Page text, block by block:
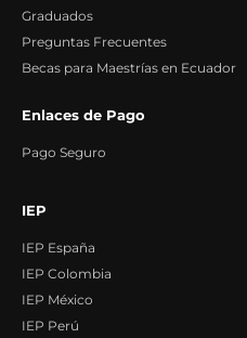
Graduados
Preguntas Frecuentes
Becas para Maestrías en Ecuador
Enlaces de Pago
Pago Seguro
IEP
IEP España
IEP Colombia
IEP México
IEP Perú